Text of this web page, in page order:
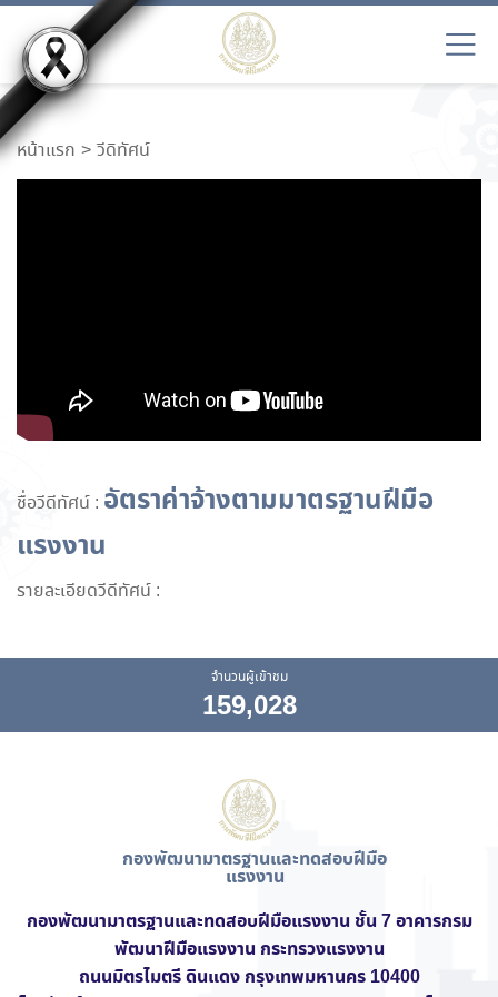
หน้าแรก วีดิทัศน์
ชื่อวีดีทัศน์ : อัตราค่าจ้างตามมาตรฐานฝีมือ
แรงงาน
รายละเอียดวีดีทัศน์ :
จำนวนผู้เข้าชม
159,028
กองพัฒนามาตรฐานและทดสอบฝีมือ
แรงงาน
กองพัฒนามาตรฐานและทดสอบฝีมือแรงงาน ชั้น 7อาคารกรม
พัฒนาฝีมือแรงงาน กระทรวงแรงงาน
ถนนมิตรไมตรี ดินแดง กรุงเทพมหานคร 10400